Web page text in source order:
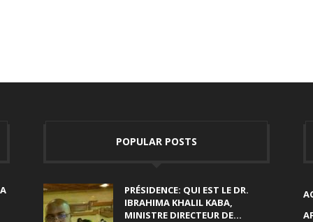
POPULAR POSTS
PRÉSIDENCE: QUI EST LE DR.
IBRAHIMA KHALIL KABA,
MINISTRE DIRECTEUR DE...